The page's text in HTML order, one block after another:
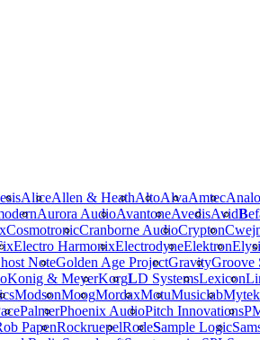
AliceAllen & HeathAltoAlvaAmtec
Aurora AudioAvantoneAvedisAvidB
CosmotronicCranborne AudioCrypton
Electro HarmonixElectrodyneElektron
NoteGolden Age ProjectGravityGroove
Konig & MeyerKorgLD SystemsLexicon
ModsonMoogMordaxMotuMusiclab
acePalmerPhoenix AudioPitch Innovations
PapenRockruepelRodeSample Logic